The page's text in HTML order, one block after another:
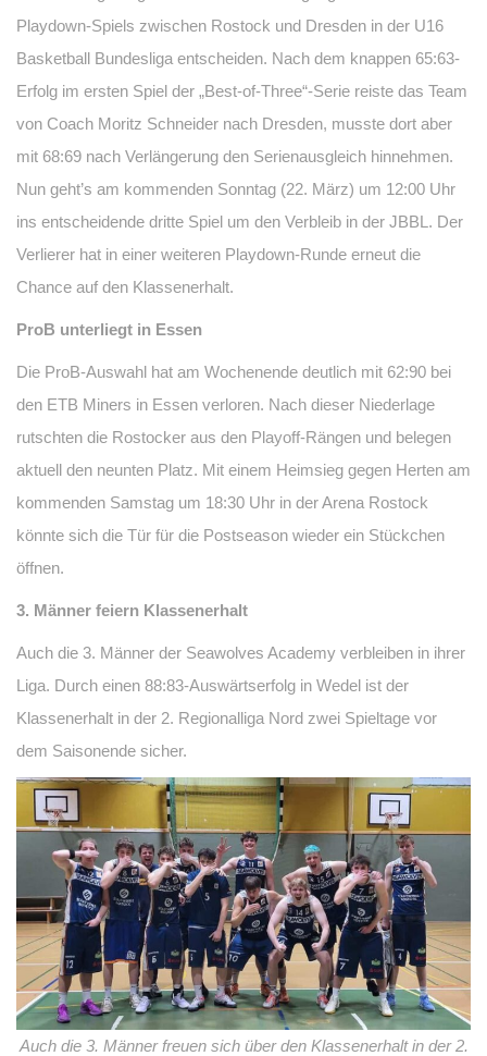
Playdown-Spiels zwischen Rostock und Dresden in der U16
Basketball Bundesliga entscheiden. Nach dem knappen 65:63-
Erfolg im ersten Spiel der „Best-of-Three“-Serie reiste das Team
von Coach Moritz Schneider nach Dresden, musste dort aber
mit 68:69 nach Verlängerung den Serienausgleich hinnehmen.
Nun geht’s am kommenden Sonntag (22. März) um 12:00 Uhr
ins entscheidende dritte Spiel um den Verbleib in der JBBL. Der
Verlierer hat in einer weiteren Playdown-Runde erneut die
Chance auf den Klassenerhalt.
ProB unterliegt in Essen
Die ProB-Auswahl hat am Wochenende deutlich mit 62:90 bei
den ETB Miners in Essen verloren. Nach dieser Niederlage
rutschten die Rostocker aus den Playoff-Rängen und belegen
aktuell den neunten Platz. Mit einem Heimsieg gegen Herten am
kommenden Samstag um 18:30 Uhr in der Arena Rostock
könnte sich die Tür für die Postseason wieder ein Stückchen
öffnen.
3. Männer feiern Klassenerhalt
Auch die 3. Männer der Seawolves Academy verbleiben in ihrer
Liga. Durch einen 88:83-Auswärtserfolg in Wedel ist der
Klassenerhalt in der 2. Regionalliga Nord zwei Spieltage vor
dem Saisonende sicher.
Auch die 3. Männer freuen sich über den Klassenerhalt in der 2.